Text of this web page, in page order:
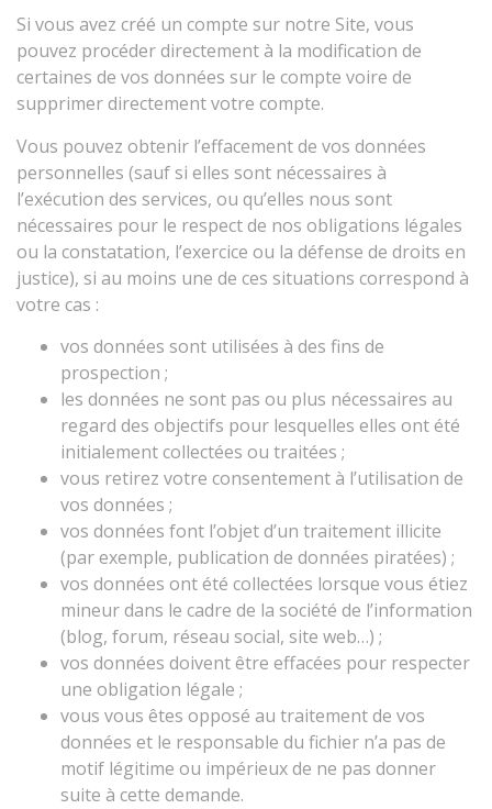
Si vous avez créé un compte sur notre Site, vous
pouvez procéder directement à la modification de
certaines de vos données sur le compte voire de
supprimer directement votre compte.
Vous pouvez obtenir l’effacement de vos données
personnelles (sauf si elles sont nécessaires à
l’exécution des services, ou qu’elles nous sont
nécessaires pour le respect de nos obligations légales
ou la constatation, l’exercice ou la défense de droits en
justice), si au moins une de ces situations correspond à
votre cas :
vos données sont utilisées à des fins de
prospection ;
les données ne sont pas ou plus nécessaires au
regard des objectifs pour lesquelles elles ont été
initialement collectées ou traitées ;
vous retirez votre consentement à l’utilisation de
vos données ;
vos données font l’objet d’un traitement illicite
(par exemple, publication de données piratées) ;
vos données ont été collectées lorsque vous étiez
mineur dans le cadre de la société de l’information
(blog, forum, réseau social, site web…) ;
vos données doivent être effacées pour respecter
une obligation légale ;
vous vous êtes opposé au traitement de vos
données et le responsable du fichier n’a pas de
motif légitime ou impérieux de ne pas donner
suite à cette demande.